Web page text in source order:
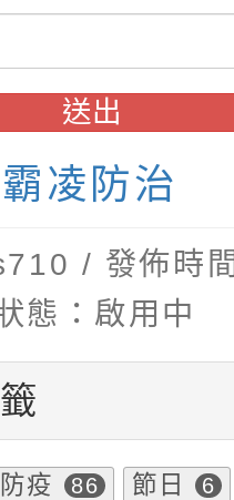
長團體」
年度教育
理性別平
學人才庫
請教師
。
政府腸
交通局
」全民
家庭教育
淘桃－祖
報電子檔
所屬同仁
學校、民
查照
敘部建置
重審後實
立學校退
送出
凌防治
/ 發佈時
態：啟用中
防疫 86 節日 6